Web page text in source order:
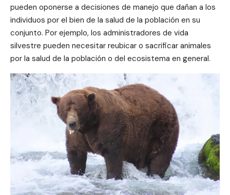
pueden oponerse a decisiones de manejo que dañan a los
individuos por el bien de la salud de la población en su
conjunto. Por ejemplo, los administradores de vida
silvestre pueden necesitar reubicar o sacrificar animales
por la salud de la población o del ecosistema en general.